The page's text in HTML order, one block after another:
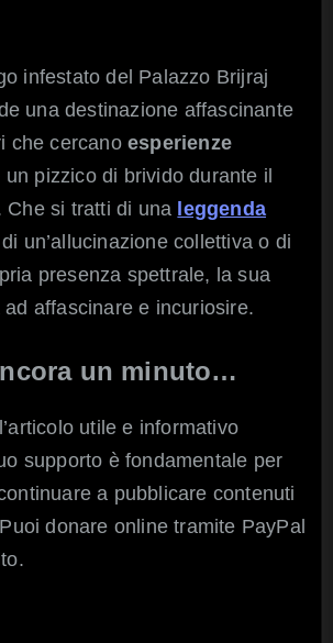
infestato del Palazzo Brijraj
una destinazione affascinante
che cercano esperienze
un pizzico di brivido durante il
Che si tratti di una leggenda
un’allucinazione collettiva o di
presenza spettrale, la sua
affascinare e incuriosire.
un minuto…
utile e informativo
supporto è fondamentale per
a pubblicare contenuti
donare online tramite PayPal